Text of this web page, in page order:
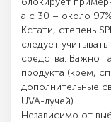
а с 30 – около
Кстати, степень
следует
средства. Важно
продукта (крем,
дополнительные
UVA-лучей).
Независимо от